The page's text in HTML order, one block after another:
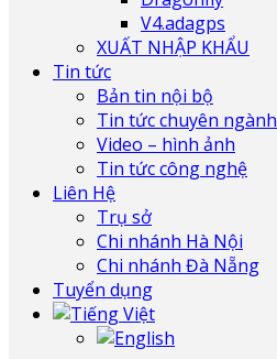
V4.adagps
XUẤT NHẬP KHẨU
Tin tức
Bản tin nội bộ
Tin tức chuyên ngành
Video – hình ảnh
Tin tức công nghệ
Liên Hệ
Trụ sở
Chi nhánh Hà Nội
Chi nhánh Đà Nẵng
Tuyển dụng